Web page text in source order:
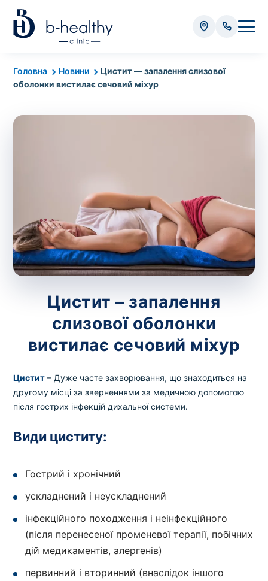
Головна Новини
Цистит — запалення слизової
оболонки вистилає сечовий міхур
Цистит – запалення
слизової оболонки
вистилає сечовий міхур
Цистит – Дуже часте захворювання, що знаходиться на
другому місці за зверненнями за медичною допомогою
після гострих інфекцій дихальної системи.
Види циститу:
Гострий і хронічний
ускладнений і неускладнений
інфекційного походження і неінфекційного
(після перенесеної променевої терапії, побічних
дій медикаментів, алергенів)
первинний і вторинний (внаслідок іншого
Аналізи
* Додатково оплачується (залежно від виду аналізу):
Вартість забору крові - 50 грн
Всього: 0 грн
Попередній запис на дослідження не
потрібний. Виняток становлять мазки та
зіскрібки. Взяття біоматеріалу для них
виконує лікар – необхідий
Аналіз вдома
Ваше ім'я
Номер телефону*
Вибрати клініку